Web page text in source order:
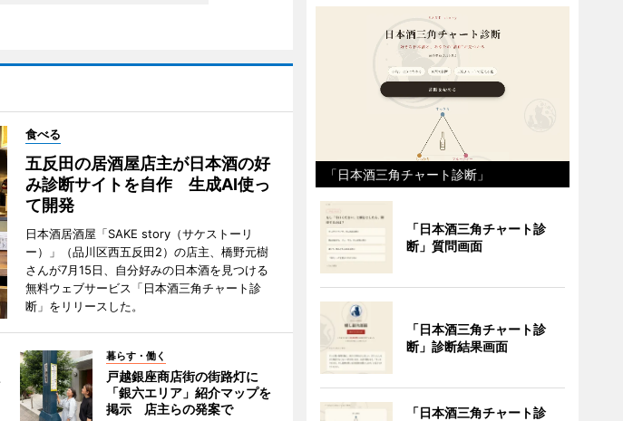
食べる
五反田の居酒屋店主が日本酒の好
み診断サイトを自作 生成AI使っ
て開発
日本酒居酒屋「SAKE story（サケストーリ
ー）」（品川区西五反田2）の店主、橋野元樹
さんが7月15日、自分好みの日本酒を見つける
無料ウェブサービス「日本酒三角チャート診
断」をリリースした。
暮らす・働く
戸越銀座商店街の街路灯に
「銀六エリア」紹介マップを
掲示 店主らの発案で
「日本酒三角チャート診断」
「日本酒三角チャート診
断」質問画面
「日本酒三角チャート診
断」診断結果画面
「日本酒三角チャート診